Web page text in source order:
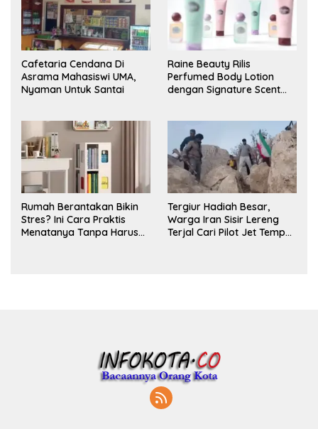
Cafetaria Cendana Di
Asrama Mahasiswi UMA,
Nyaman Untuk Santai
Raine Beauty Rilis
Perfumed Body Lotion
dengan Signature Scent
Rumah Berantakan Bikin
Stres? Ini Cara Praktis
Menatanya Tanpa Harus
Tergiur Hadiah Besar,
Warga Iran Sisir Lereng
Terjal Cari Pilot Jet Tempur